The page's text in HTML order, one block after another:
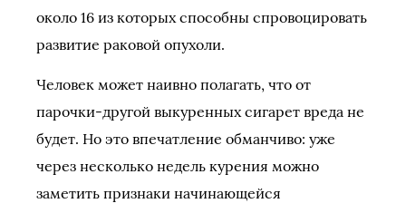
около 16 из которых способны спровоцировать
развитие раковой опухоли.
Человек может наивно полагать, что от
парочки-другой выкуренных сигарет вреда не
будет. Но это впечатление обманчиво: уже
через несколько недель курения можно
заметить признаки начинающейся